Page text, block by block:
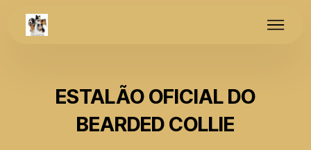
ESTALÃO OFICIAL DO
BEARDED COLLIE